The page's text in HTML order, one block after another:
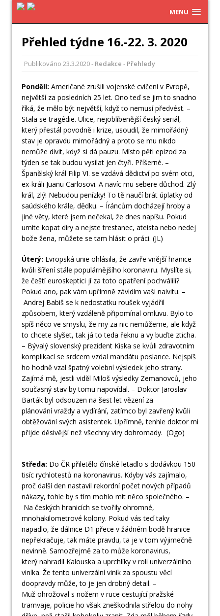
MENU
Přehled týdne 16.-22. 3. 2020
Publikováno 23.3.2020- Redakce - Přehledy
Pondělí: Američané zrušili vojenské cvičení v Evropě,
největší za posledních 25 let. Ono teď se jim to snadno
říká, že mělo být největší, když to nemusí předvést. –
Stala se tragédie. Ulice, nejoblíbenější český seriál,
který přestál povodně i krize, usoudil, že mimořádný
stav je opravdu mimořádný a proto se mu nikdo
nemůže divit, když si dá pauzu. Místo pěti epizod za
týden se tak budou vysílat jen čtyři. Příšerné. –
Španělský král Filip VI. se vzdává dědictví po svém otci,
ex-králi Juanu Carlosovi. A navíc mu sebere důchod. Zlý
král, zlý! Nebudou penízky! To tě naučí brát úplatky od
saúdského krále, dědku. – Íráncům docházejí hroby a
jiné věty, které jsem nečekal, že dnes napíšu. Pokud
umíte kopat díry a nejste trestanec, ateista nebo nedej
bože žena, můžete se tam hlásit o práci. (JL)
Úterý: Evropská unie ohlásila, že zavře vnější hranice
kvůli šíření stále populárnějšího koronaviru. Myslíte si,
že čeští euroskeptici jí za toto opatření pochválili?
Pokud ano, pak vám upřímně závidím vaši naivitu. –
Andrej Babiš se k nedostatku roušek vyjádřil
způsobem, který vzdáleně připomínal omluvu. Bylo to
spíš něco ve smyslu, že my za nic nemůžeme, ale když
to chcete slyšet, tak já to teda řeknu a vy buďte zticha.
– Bývalý slovenský prezident Kiska se kvůli zdravotním
komplikací se srdcem vzdal mandátu poslance. Nejspíš
ho hodně vzal špatný volební výsledek jeho strany.
Zajímá mě, jestli viděl Miloš výsledky Zemanovců, jeho
současný stav by tomu napovídal. – Doktor Jaroslav
Barták byl odsouzen na šest let vězení za
plánování vraždy a vydírání, zatímco byl zavřený kvůli
obtěžování svých asistentek. Upřímně, tenhle doktor mi
přijde děsivější než všechny viry dohromady. (Ogo)
Středa: Do ČR přiletělo čínské letadlo s dodávkou 150
tisíc rychlotestů na koronavirus. Kdyby vás zajímalo,
proč další den nastavil rekordní počet nových případů
nákazy, tohle by s tím mohlo mít něco společného. –
Na českých hranicích se tvořily ohromné,
mnohakilometrové kolony. Pokud vás teď taky
napadlo, že dálnice D1 přece v žádném bodě hranice
nepřekračuje, tak máte pravdu, ta je v tom výjimečně
nevinně. Samozřejmě za to může koronavirus,
který nahradil Kalouska a uprchlíky v roli univerzálního
viníka. Že tento univerzální viník za spoustu věcí
doopravdy může, to je jen drobný detail. –
Muž ohrožoval s nožem v ruce cestující pražské
tramvaje, policie ho však zneškodnila střelou do nohy